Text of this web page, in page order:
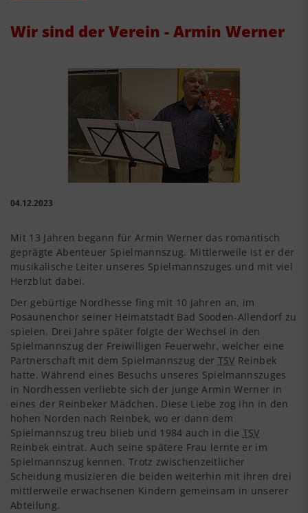
Wir sind der Verein - Armin Werner
04.12.2023
Mit 13 Jahren begann für Armin Werner das romantisch
geprägte Abenteuer Spielmannszug. Mittlerweile ist er der
musikalische Leiter unseres Spielmannszuges und mit viel
Herzblut dabei.
Der gebürtige Nordhesse fing mit 10 Jahren an, im
Posaunenchor seiner Heimatstadt Bad Sooden-Allendorf zu
spielen. Drei Jahre später folgte der Wechsel in den
Spielmannszug der Freiwilligen Feuerwehr, welcher eine
Partnerschaft mit dem Spielmannszug der TSV Reinbek
hatte. Während eines Besuchs unseres Spielmannszuges
in Nordhessen verliebte sich der junge Armin Werner in
eines der Reinbeker Mädchen. Diese Liebe zog ihn in den
hohen Norden nach Reinbek, wo er dann dem
Spielmannszug treu blieb und 1984 auch in die TSV
Reinbek eintrat. Auch seine spätere Frau lernte er im
Spielmannszug kennen. Trotz zwischenzeitlicher
Scheidung musizieren die beiden weiterhin mit ihren drei
mittlerweile erwachsenen Kindern gemeinsam in unserer
Abteilung.